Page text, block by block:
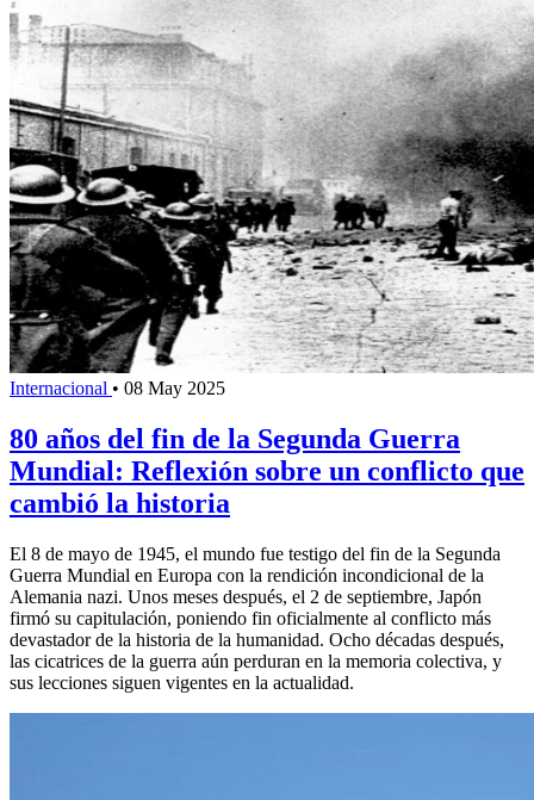
Internacional • 08 May 2025
80 años del fin de la Segunda Guerra
Mundial: Reflexión sobre un conflicto que
cambió la historia
El 8 de mayo de 1945, el mundo fue testigo del fin de la Segunda
Guerra Mundial en Europa con la rendición incondicional de la
Alemania nazi. Unos meses después, el 2 de septiembre, Japón
firmó su capitulación, poniendo fin oficialmente al conflicto más
devastador de la historia de la humanidad. Ocho décadas después,
las cicatrices de la guerra aún perduran en la memoria colectiva, y
sus lecciones siguen vigentes en la actualidad.